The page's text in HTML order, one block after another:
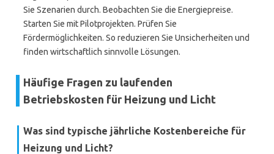
Sie Szenarien durch. Beobachten Sie die Energiepreise.
Starten Sie mit Pilotprojekten. Prüfen Sie
Fördermöglichkeiten. So reduzieren Sie Unsicherheiten und
finden wirtschaftlich sinnvolle Lösungen.
Häufige Fragen zu laufenden
Betriebskosten für Heizung und Licht
Was sind typische jährliche Kostenbereiche für
Heizung und Licht?